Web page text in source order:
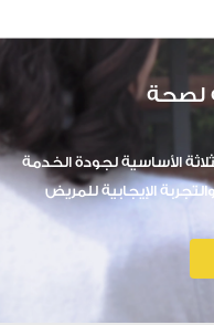
لصحة
الأساسية لجودة الخدمة
الإيجابية للمريض